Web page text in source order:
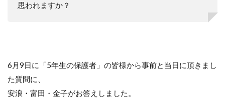
思われますか？
6月9日に「5年生の保護者」の皆様から事前と当日に頂きまし
た質問に、
安浪・富田・金子がお答えしました。